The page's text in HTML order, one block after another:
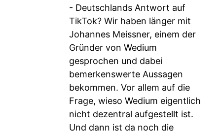
- Deutschlands Antwort auf
TikTok? Wir haben länger mit
Johannes Meissner, einem der
Gründer von Wedium
gesprochen und dabei
bemerkenswerte Aussagen
bekommen. Vor allem auf die
Frage, wieso Wedium eigentlich
nicht dezentral aufgestellt ist.
Und dann ist da noch die